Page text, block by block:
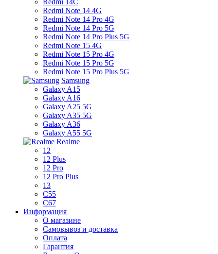
Redmi 14C
Redmi Note 14 4G
Redmi Note 14 Pro 4G
Redmi Note 14 Pro 5G
Redmi Note 14 Pro Plus 5G
Redmi Note 15 4G
Redmi Note 15 Pro 4G
Redmi Note 15 Pro 5G
Redmi Note 15 Pro Plus 5G
Samsung
Galaxy A15
Galaxy A16
Galaxy A25 5G
Galaxy A35 5G
Galaxy A36
Galaxy A55 5G
Realme
12
12 Plus
12 Pro
12 Pro Plus
13
C55
C67
Информация
О магазине
Самовывоз и доставка
Оплата
Гарантия